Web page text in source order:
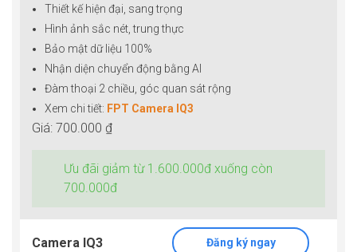
Thiết kế hiện đại, sang trọng
Hình ảnh sắc nét, trung thực
Bảo mật dữ liệu 100%
Nhận diện chuyển động bằng AI
Đàm thoại 2 chiều, góc quan sát rộng
Xem chi tiết: FPT Camera IQ3
Giá: 700.000 ₫
Ưu đãi giảm từ 1.600.000đ xuống còn
700.000đ
Camera IQ3 Đăng ký ngay